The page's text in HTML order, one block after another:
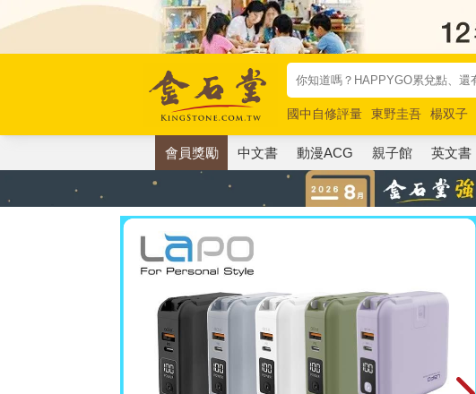
國中自修評量 東野圭吾 楊双子
唯紅花綻放
奧德賽 路邊攤新作
會員獎勵 中文書 動漫ACG 親子館 英文書